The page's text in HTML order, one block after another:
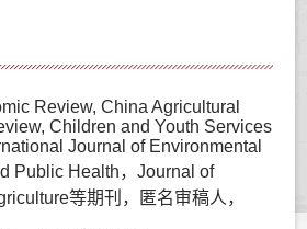
Review, China Agricultural
Children and Youth Services
Journal of Environmental
Public Health，Journal of
等期刊，匿名审稿人，